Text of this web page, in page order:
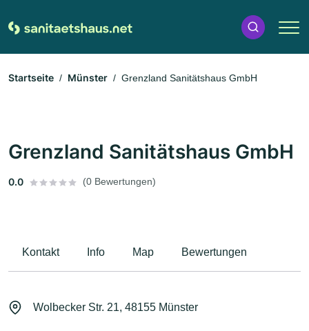
Startseite Münster Grenzland Sanitätshaus GmbH
Grenzland Sanitätshaus GmbH
0.0 (0 Bewertungen)
Kontakt Info Map Bewertungen
Wolbecker Str. 21, 48155 Münster